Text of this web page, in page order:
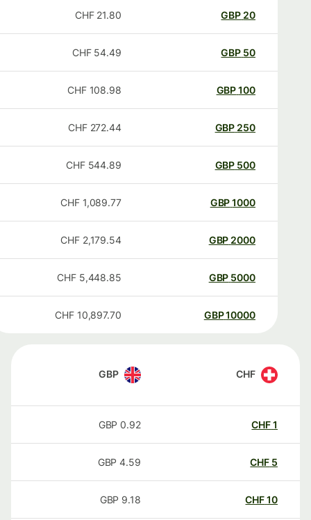
20
GBP
21.80
CHF
50
GBP
54.49
CHF
100
GBP
108.98
CHF
250
GBP
272.44
CHF
500
GBP
544.89
CHF
1000
GBP
1,089.77
CHF
2000
GBP
2,179.54
CHF
5000
GBP
5,448.85
CHF
10000
GBP
10,897.70
CHF
CHF
GBP
CHF
0.92
GBP
CHF
4.59
GBP
CHF
9.18
GBP